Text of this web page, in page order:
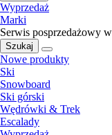
Wyprzedaż
Marki
Serwis posprzedażowy
Szukaj
Nowe produkty
Ski
Snowboard
Ski górski
Wędrówki & Trek
Escalady